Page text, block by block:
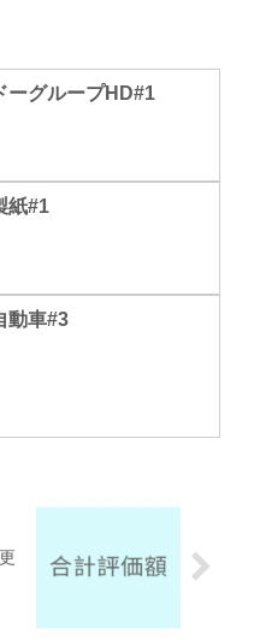
ーグループHD#1
紙#1
動車#3